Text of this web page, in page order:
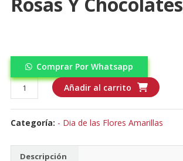
Comprar Por Whatsapp
Dia
de
las
Flores
Añadir al carrito
Categoría: - Dia de las Flores Amarillas
Descripción